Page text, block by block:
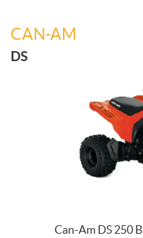
CAN-AM
DS
Can-Am DS 250